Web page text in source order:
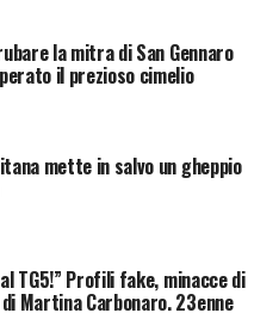
la mitra di San Gennaro
il prezioso cimelio
mette in salvo un gheppio
TG5!” Profili fake, minacce di
Martina Carbonaro. 23enne